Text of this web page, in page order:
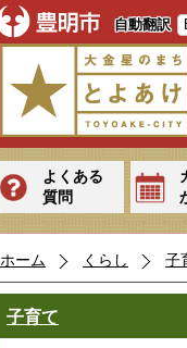
自動翻訳
よくある
質問
ホーム くらし 子
子育て